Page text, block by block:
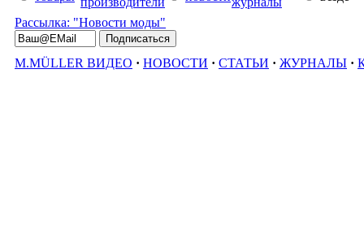
Рассылка: "Новости моды"
M.MÜLLER ВИДЕО · НОВОСТИ · СТАТЬИ · ЖУРНАЛЫ ·